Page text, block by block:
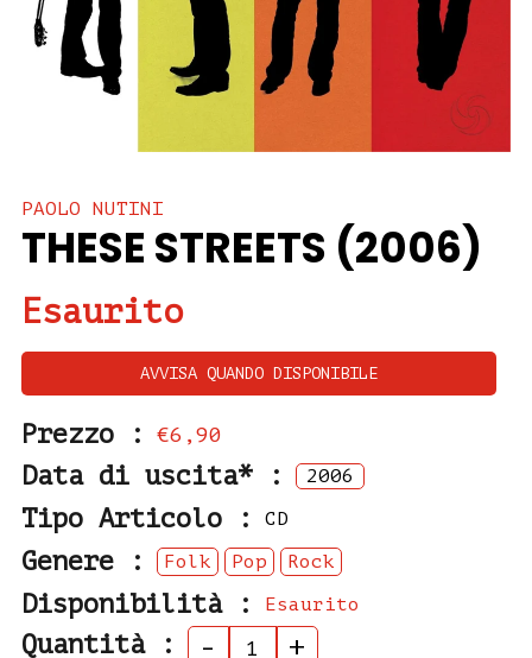
PAOLO NUTINI
THESE STREETS (2006)
Esaurito
AVVISA QUANDO DISPONIBILE
Prezzo : €6,90
Data di uscita* : 2006
Tipo Articolo : CD
Genere : Folk Pop Rock
Disponibilità : Esaurito
Quantità : - +